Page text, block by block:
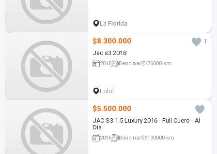
La Florida
$8.300.000
1
Jac s3 2018
2018 Bencina 76000 km
Lolol
$5.500.000
JAC S3 1.5 Luxury 2016 - Full Cuero - Al
Día
2016 Bencina 130000 km